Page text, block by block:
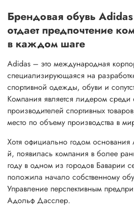
Брендовая обувь Adidas
отдает предпочтение
в каждом шаге
Adidas – это международная
специализирующаяся на
спортивной одежды, обуви и
Компания является лидером среди
производителей спортивных
место по объему производства в
Хотя официально годом основания
й, появилась компания в более
году в одном из городов Баварии
положила начало собственному
Управление перспективным
Адольф Дасслер.